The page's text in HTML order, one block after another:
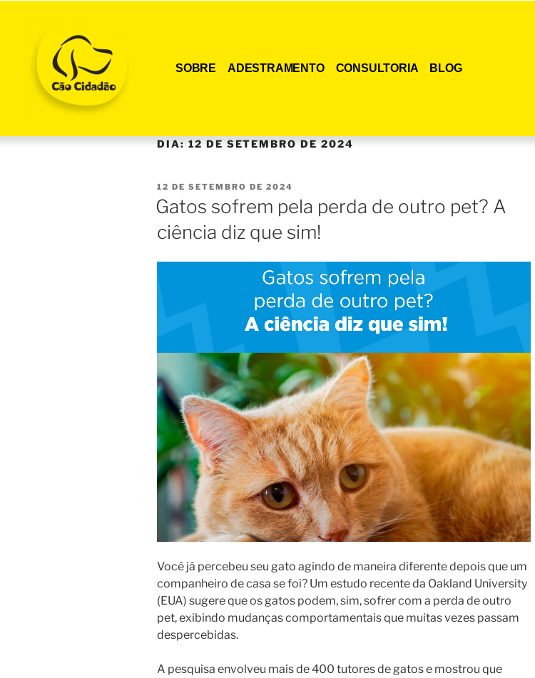
SOBRE ADESTRAMENTO CONSULTORIA BLOG
DIA:12 DE SETEMBRO DE 2024
12 DE SETEMBRO DE 2024
Gatos sofrem pela perda de outro pet? A
ciência diz que sim!
Você já percebeu seu gato agindo de maneira diferente depois que um
companheiro de casa se foi? Um estudo recente da Oakland University
(EUA) sugere que os gatos podem, sim, sofrer com a perda de outro
pet, exibindo mudanças comportamentais que muitas vezes passam
despercebidas.
A pesquisa envolveu mais de 400 tutores de gatos e mostrou que